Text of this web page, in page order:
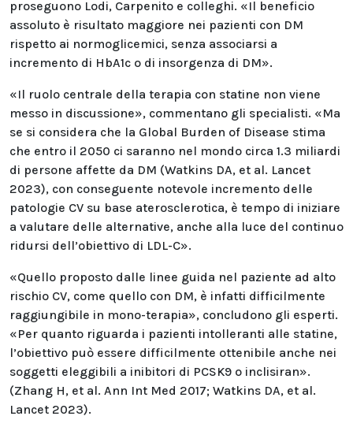
proseguono Lodi, Carpenito e colleghi. «Il beneficio
assoluto è risultato maggiore nei pazienti con DM
rispetto ai normoglicemici, senza associarsi a
incremento di HbA1c o di insorgenza di DM».
«Il ruolo centrale della terapia con statine non viene
messo in discussione», commentano gli specialisti. «Ma
se si considera che la Global Burden of Disease stima
che entro il 2050 ci saranno nel mondo circa 1.3 miliardi
di persone affette da DM (Watkins DA, et al. Lancet
2023), con conseguente notevole incremento delle
patologie CV su base aterosclerotica, è tempo di iniziare
a valutare delle alternative, anche alla luce del continuo
ridursi dell’obiettivo di LDL-C».
«Quello proposto dalle linee guida nel paziente ad alto
rischio CV, come quello con DM, è infatti difficilmente
raggiungibile in mono-terapia», concludono gli esperti.
«Per quanto riguarda i pazienti intolleranti alle statine,
l’obiettivo può essere difficilmente ottenibile anche nei
soggetti eleggibili a inibitori di PCSK9 o inclisiran».
(Zhang H, et al. Ann Int Med 2017; Watkins DA, et al.
Lancet 2023).